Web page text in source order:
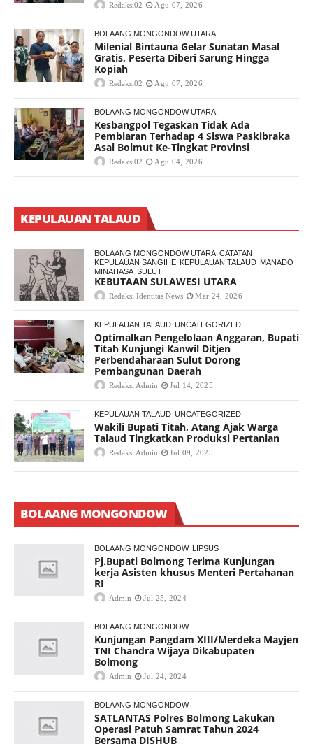
Redaksi02 Agu 07, 2026
BOLAANG MONGONDOW UTARA
Milenial Bintauna Gelar Sunatan Masal
Gratis, Peserta Diberi Sarung Hingga
Kopiah
Redaksi02 Agu 07, 2026
BOLAANG MONGONDOW UTARA
Kesbangpol Tegaskan Tidak Ada
Pembiaran Terhadap 4 Siswa Paskibraka
Asal Bolmut Ke-Tingkat Provinsi
Redaksi02 Agu 04, 2026
KEPULAUAN TALAUD
BOLAANG MONGONDOW UTARA CATATAN
KEPULAUAN SANGIHE KEPULAUAN TALAUD MANADO
MINAHASA SULUT
KEBUTAAN SULAWESI UTARA
Redaksi Identitas News Mar 24, 2026
KEPULAUAN TALAUD UNCATEGORIZED
Optimalkan Pengelolaan Anggaran, Bupati
Titah Kunjungi Kanwil Ditjen
Perbendaharaan Sulut Dorong
Pembangunan Daerah
Redaksi Admin Jul 14, 2025
KEPULAUAN TALAUD UNCATEGORIZED
Wakili Bupati Titah, Atang Ajak Warga
Talaud Tingkatkan Produksi Pertanian
Redaksi Admin Jul 09, 2025
BOLAANG MONGONDOW
BOLAANG MONGONDOW LIPSUS
Pj.Bupati Bolmong Terima Kunjungan
kerja Asisten khusus Menteri Pertahanan
RI
Admin Jul 25, 2024
BOLAANG MONGONDOW
Kunjungan Pangdam XIII/Merdeka Mayjen
TNI Chandra Wijaya Dikabupaten
Bolmong
Admin Jul 24, 2024
BOLAANG MONGONDOW
SATLANTAS Polres Bolmong Lakukan
Operasi Patuh Samrat Tahun 2024
Bersama DISHUB